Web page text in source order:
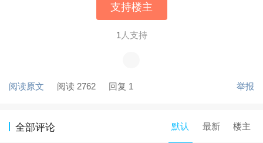
支持楼主
1 人支持
阅读原文 阅读 2762 回复 1 举报
全部评论 默认 最新 楼主